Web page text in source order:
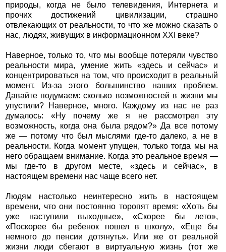
природы, когда не было телевидения, Интернета и
прочих достижений цивилизации, страшно
отвлекающих от реальности, то что же можно сказать о
нас, людях, живущих в информационном ХХI веке?
Наверное, только то, что мы вообще потеряли чувство
реальности мира, умение жить «здесь и сейчас» и
концентрироваться на том, что происходит в реальный
момент. Из-за этого большинство наших проблем.
Давайте подумаем: сколько возможностей в жизни мы
упустили? Наверное, много. Каждому из нас не раз
думалось: «Ну почему же я не рассмотрел эту
возможность, когда она была рядом?» Да все потому
же — потому что был мыслями где-то далеко, а не в
реальности. Когда момент упущен, только тогда мы на
него обращаем внимание. Когда это реальное время —
мы где-то в другом месте, «здесь и сейчас», в
настоящем времени нас чаще всего нет.
Людям настолько неинтересно жить в настоящем
времени, что они постоянно торопят время: «Хоть бы
уже наступили выходные», «Скорее бы лето»,
«Поскорее бы ребенок пошел в школу», «Еще бы
немного до пенсии дотянуть». Или же от реальной
жизни люди сбегают в виртуальную жизнь (тот же